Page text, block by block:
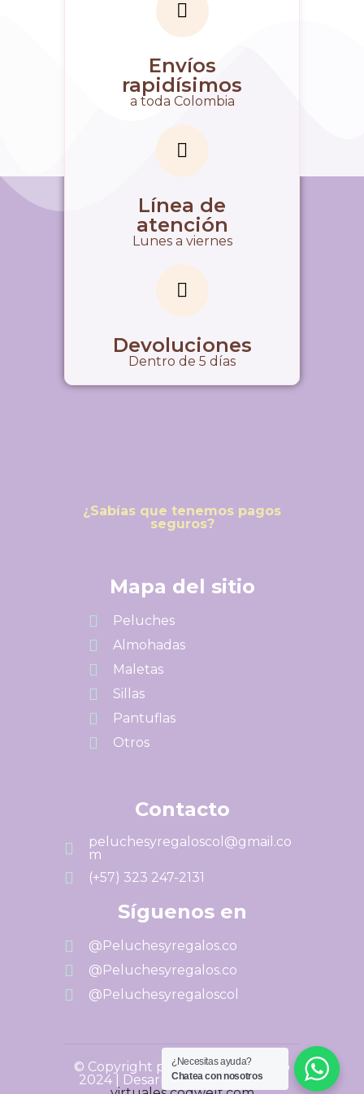
Envíos
rapidísimos
a toda Colombia
Línea de
atención
Lunes a viernes
Devoluciones
Dentro de 5 días
¿Sabías que tenemos pagos
seguros?
Mapa del sitio
Peluches
Almohadas
Maletas
Sillas
Pantuflas
Otros
Contacto
peluchesyregaloscol@gmail.co
m
(+57) 323 247-2131
Síguenos en
@Peluchesyregalos.co
@Peluchesyregalos.co
@Peluchesyregaloscol
© Copyright peluchesyregalos.co
2024 | Desarrollado porTiendas
¿Necesitas ayuda?
Chatea con nosotros